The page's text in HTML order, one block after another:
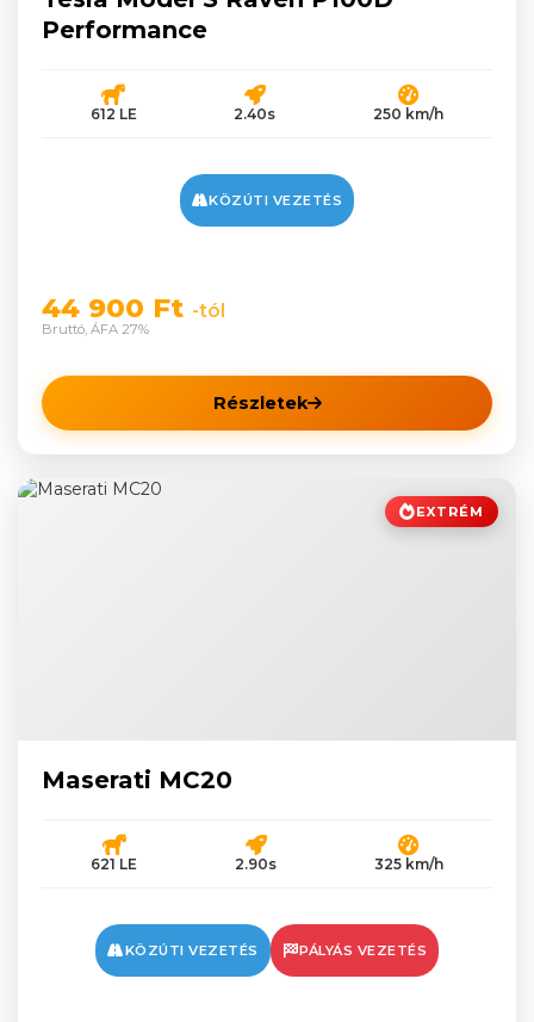
Performance
612 LE 2.40s 250 km/h
KÖZÚTI VEZETÉS
44 900 Ft -tól
Bruttó, ÁFA 27%
Részletek
EXTRÉM
Maserati MC20
621 LE 2.90s 325 km/h
KÖZÚTI VEZETÉS PÁLYÁS VEZETÉS